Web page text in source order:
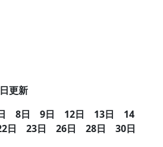
更新
8日 9日 12日 13日 14
日 23日 26日 28日 30日